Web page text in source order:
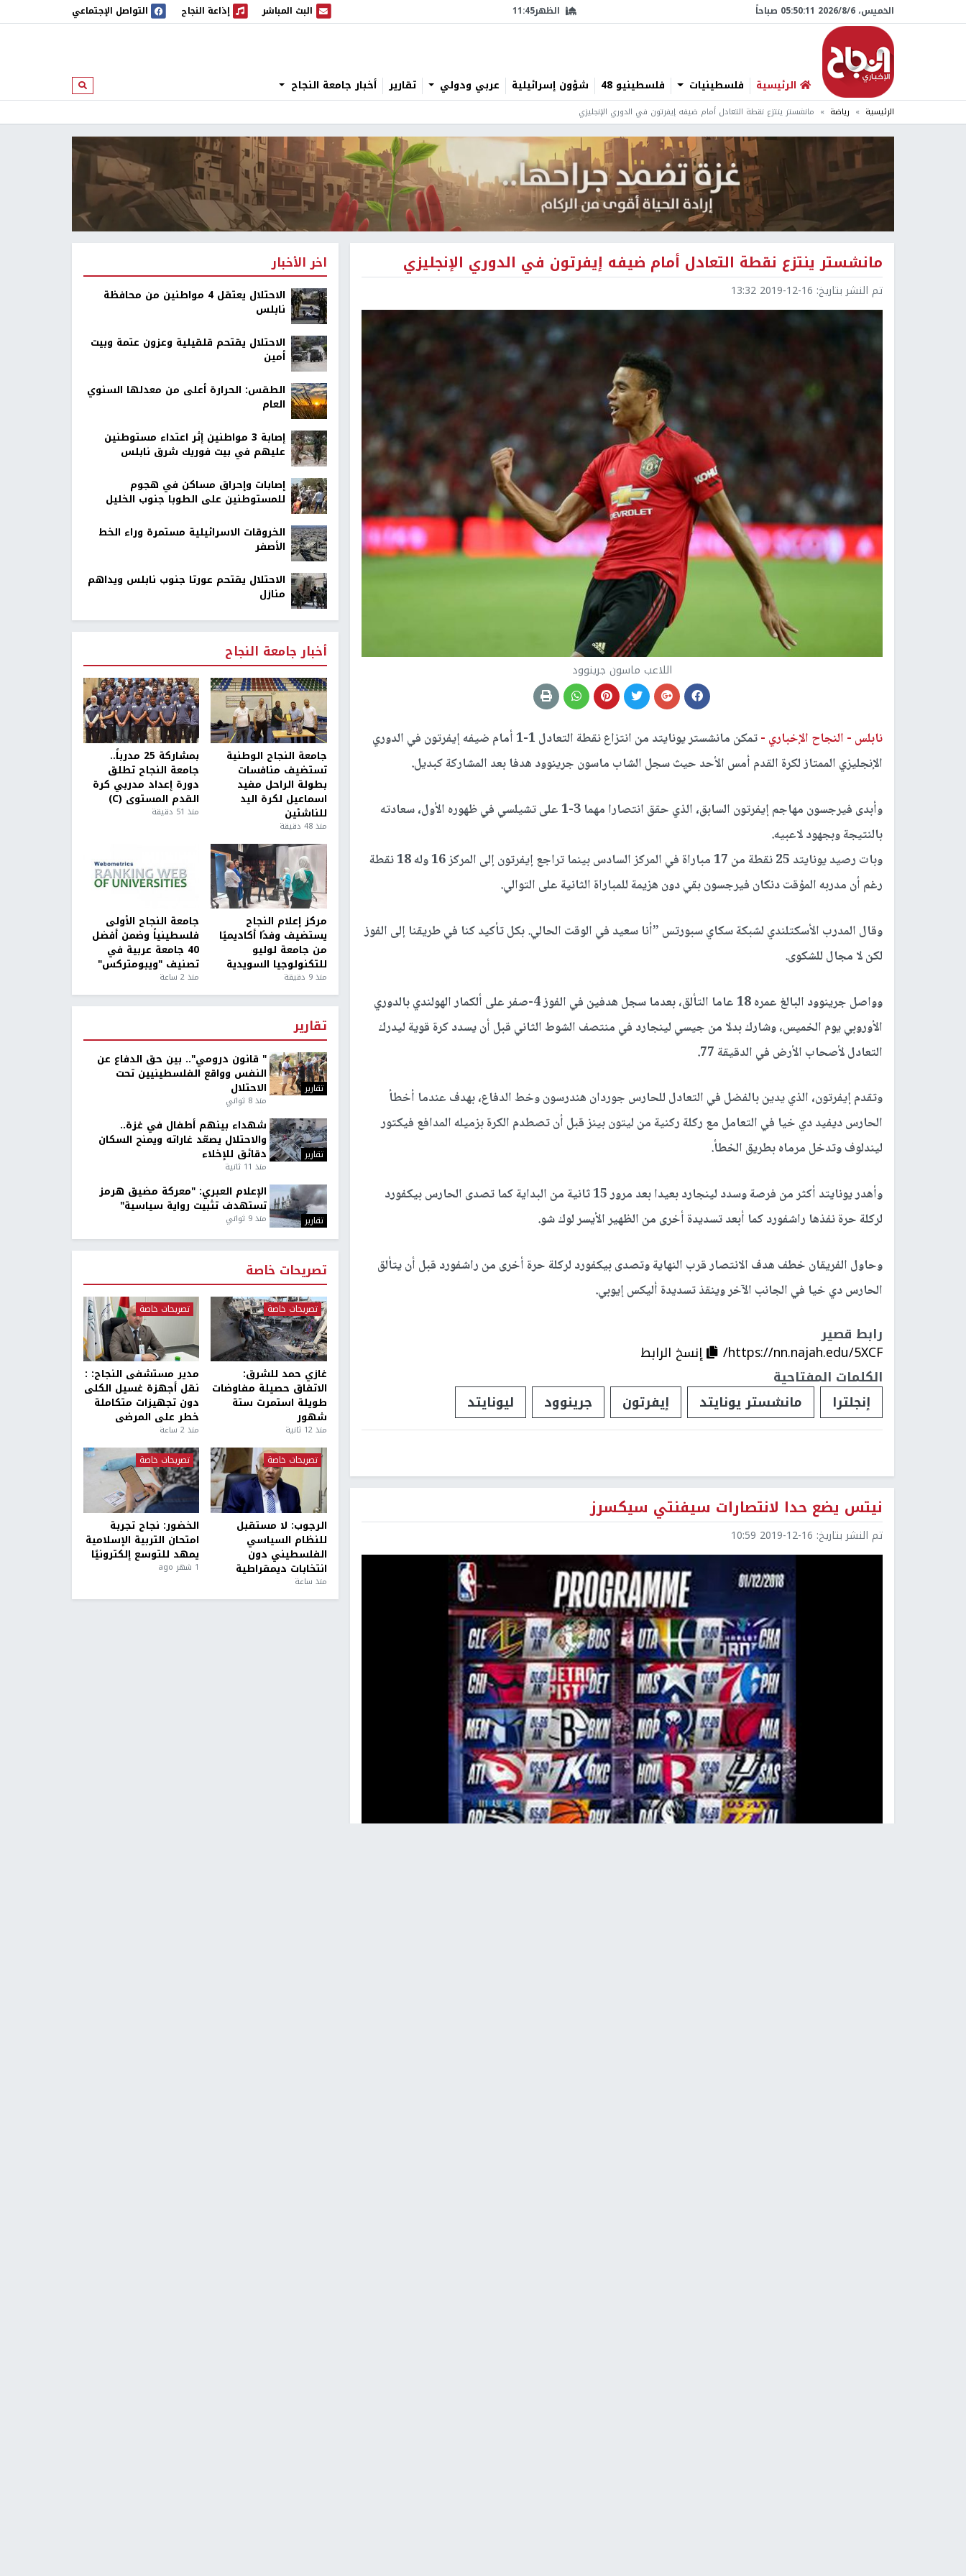
الخميس، 6/‏8/‏2026 05:50:12 صباحاً الظهر11:45 البث المباشر
البث المباشر إذاعة النجاح
إذاعة النجاح التواصل الإجتماعي
الرئيسية فلسطينيات فلسطينيو 48 شؤون إسرائيلية عربي ودولي تقارير أخبار جامعة النجاح ابحث
الرئيسية رياضة مانشستر ينتزع نقطة التعادل أمام ضيفه إيفرتون في الدوري الإنجليزي
مانشستر ينتزع نقطة التعادل أمام ضيفه إيفرتون في الدوري الإنجليزي
تم النشر بتاريخ: 2019-12-16 13:32
اللاعب ماسون جرينوود
نابلس - النجاح الإخباري -
تمكن مانشستر يونايتد من انتزاع نقطة التعادل 1-1 أمام ضيفه إيفرتون في الدوري
الإنجليزي الممتاز لكرة القدم أمس الأحد حيث سجل الشاب ماسون جرينوود هدفا بعد المشاركة كبديل.
وأبدى فيرجسون مهاجم إيفرتون السابق، الذي حقق انتصارا مهما 3-1 على تشيلسي في ظهوره الأول، سعادته
بالنتيجة وبجهود لاعبيه.
وبات رصيد يونايتد 25 نقطة من 17 مباراة في المركز السادس بينما تراجع إيفرتون إلى المركز 16 وله 18 نقطة
رغم أن مدربه المؤقت دنكان فيرجسون بقي دون هزيمة للمباراة الثانية على التوالي.
وقال المدرب الأسكتلندي لشبكة سكاي سبورتس ”أنا سعيد في الوقت الحالي. بكل تأكيد كنا في طريقنا إلى الفوز
لكن لا مجال للشكوى.
وواصل جرينوود البالغ عمره 18 عاما التألق، بعدما سجل هدفين في الفوز 4-صفر على ألكمار الهولندي بالدوري
الأوروبي يوم الخميس، وشارك بدلا من جيسي لينجارد في منتصف الشوط الثاني قبل أن يسدد كرة قوية ليدرك
التعادل لأصحاب الأرض في الدقيقة 77.
وتقدم إيفرتون، الذي يدين بالفضل في التعادل للحارس جوردان هندرسون وخط الدفاع، بهدف عندما أخطأ
الحارس ديفيد دي خيا في التعامل مع ركلة ركنية من ليتون بينز قبل أن تصطدم الكرة بزميله المدافع فيكتور
ليندلوف وتدخل مرماه بطريق الخطأ.
وأهدر يونايتد أكثر من فرصة وسدد لينجارد بعيدا بعد مرور 15 ثانية من البداية كما تصدى الحارس بيكفورد
لركلة حرة نفذها راشفورد كما أبعد تسديدة أخرى من الظهير الأيسر لوك شو.
وحاول الفريقان خطف هدف الانتصار قرب النهاية وتصدى بيكفورد لركلة حرة أخرى من راشفورد قبل أن يتألق
الحارس دي خيا في الجانب الآخر وينقذ تسديدة أليكس إيوبي.
رابط قصير
https://nn.najah.edu/5XCF/
إنسخ الرابط
الكلمات المفتاحية
إنجلترا
مانشستر يونايتد إيفرتون جرينوود ليونايتد
نيتس يضع حدا لانتصارات سيفنتي سيكسرز
تم النشر بتاريخ: 2019-12-16 10:59
اخر الأخبار
الاحتلال يعتقل 4 مواطنين من محافظة
نابلس
الاحتلال يقتحم قلقيلية وعزون عتمة وبيت
أمين
الطقس: الحرارة أعلى من معدلها السنوي
العام
إصابة 3 مواطنين إثر اعتداء مستوطنين
عليهم في بيت فوريك شرق نابلس
إصابات وإحراق مساكن في هجوم
للمستوطنين على الطوبا جنوب الخليل
الخروقات الاسرائيلية مستمرة وراء الخط
الأصفر
الاحتلال يقتحم عورتا جنوب نابلس ويداهم
منازل
أخبار جامعة النجاح
جامعة النجاح الوطنية
تستضيف منافسات
بطولة الراحل مفيد
اسماعيل لكرة اليد
للناشئين
منذ 48 دقيقة
بمشاركة 25 مدرباً..
جامعة النجاح تطلق
دورة إعداد مدربي كرة
القدم المستوى (C)
منذ 51 دقيقة
مركز إعلام النجاح
يستضيف وفدًا أكاديميًا
من جامعة لوليو
للتكنولوجيا السويدية
منذ 9 دقيقة
جامعة النجاح الأولى
فلسطينياً وضمن أفضل
40 جامعة عربية في
تصنيف "ويبومتركس"
منذ 2 ساعة
تقارير
تقارير
" قانون درومي".. بين حق الدفاع عن
النفس وواقع الفلسطينيين تحت
الاحتلال
منذ 8 ثواني
تقارير
شهداء بينهم أطفال في غزة..
والاحتلال يصعّد غاراته ويمنح السكان
دقائق للإخلاء
منذ 11 ثانية
تقارير
الإعلام العبري: "معركة مضيق هرمز
تستهدف تثبيت رواية سياسية"
منذ 9 ثواني
تصريحات خاصة
تصريحات خاصة
غازي حمد للشرق:
الاتفاق حصيلة مفاوضات
طويلة استمرت ستة
شهور
منذ 12 ثانية
تصريحات خاصة
مدير مستشفى النجاح: :
نقل أجهزة غسيل الكلى
دون تجهيزات متكاملة
خطر على المرضى
منذ 2 ساعة
تصريحات خاصة
الرجوب: لا مستقبل
للنظام السياسي
الفلسطيني دون
انتخابات ديمقراطية
منذ ساعة
تصريحات خاصة
الخضور: نجاح تجربة
امتحان التربية الإسلامية
يمهد للتوسع إلكترونيًا
1 شهر ago